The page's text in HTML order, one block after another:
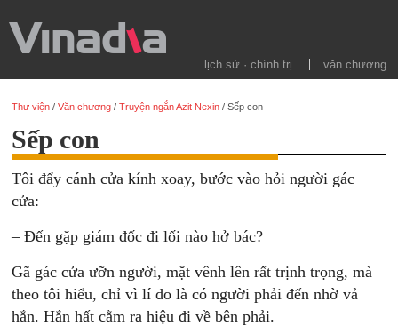
lịch sử · chính trị văn chương
Thư viện /Văn chương /Truyện ngắn Azit Nexin /Sếp con
Sếp con
Tôi đẩy cánh cửa kính xoay, bước vào hỏi người gác
cửa:
– Đến gặp giám đốc đi lối nào hở bác?
Gã gác cửa ưỡn người, mặt vênh lên rất trịnh trọng, mà
theo tôi hiểu, chỉ vì lí do là có người phải đến nhờ vả
hắn. Hắn hất cằm ra hiệu đi về bên phải.